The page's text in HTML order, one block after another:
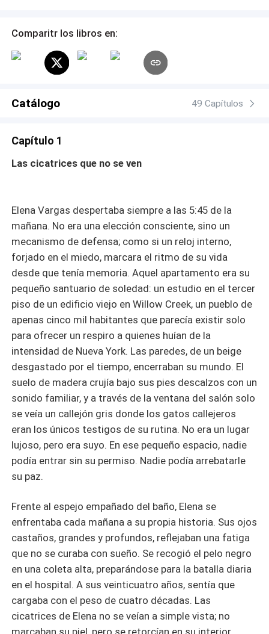
encuentro fugaz se convierte en una espiral de pasión
todo. Steve es peligroso, obsesivo, imposible de
olvidar… y Elena, por primera vez en años, se permite
traiciones que duelen y amenazas que llegan desde
alguien como él puede costar más de lo que cualquiera
deseo que consume y sombras que nunca dejan de
Comparitr los libros en:
Catálogo 49 Capítulos
Capítulo 1
Las cicatrices que no se ven
​Elena Vargas despertaba siempre a las 5:45 de la
mañana. No era una elección consciente, sino un
mecanismo de defensa; como si un reloj interno,
forjado en el miedo, marcara el ritmo de su vida
desde que tenía memoria. Aquel apartamento era su
pequeño santuario de soledad: un estudio en el tercer
piso de un edificio viejo en Willow Creek, un pueblo de
apenas cinco mil habitantes que parecía existir solo
para ofrecer un respiro a quienes huían de la
intensidad de Nueva York. Las paredes, de un beige
desgastado por el tiempo, encerraban su mundo. El
suelo de madera crujía bajo sus pies descalzos con un
sonido familiar, y a través de la ventana del salón solo
se veía un callejón gris donde los gatos callejeros
eran los únicos testigos de su rutina. No era un lugar
lujoso, pero era suyo. En ese pequeño espacio, nadie
podía entrar sin su permiso. Nadie podía arrebatarle
su paz.
​Frente al espejo empañado del baño, Elena se
enfrentaba cada mañana a su propia historia. Sus ojos
castaños, grandes y profundos, reflejaban una fatiga
que no se curaba con sueño. Se recogió el pelo negro
en una coleta alta, preparándose para la batalla diaria
en el hospital. A sus veinticuatro años, sentía que
cargaba con el peso de cuatro décadas. Las
cicatrices de Elena no se veían a simple vista; no